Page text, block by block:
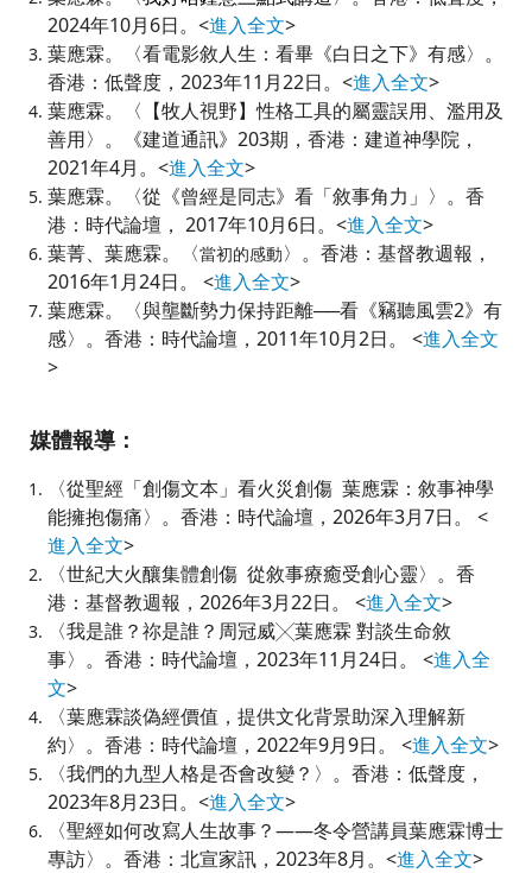
2024年10月6日。 <進入全文>
葉應霖。〈看電影敘人生：看畢《白日之下》有感〉 。
香港： 低聲度，2023年11月22日。 <進入全文>
葉應霖。〈 【牧人視野】性格工具的屬靈誤用、濫用及
善用〉 。《建道通訊》 203期， 香港：建道神學院，
2021年4月。<進入全文>
葉應霖。〈從《曾經是同志》看「敘事角力」 〉 。 香
港： 時代論壇， 2017年10月6日。 <進入全文>
葉菁、葉應霖。〈當初的感動〉 。 香港：基督教週報，
2016年1 月24日。 <進入全文>
葉應霖。〈與壟斷勢力保持距離──看《竊聽風雲2》有
感〉 。 香港：時代論壇， 2011年10月2日。 <進入全文
>
媒體報導：
〈從聖經「創傷文本」看火災創傷 葉應霖：敘事神學
能擁抱傷痛〉。香港：時代論壇，2026年3月7日。 <
進入全文>
〈世紀大火釀集體創傷 從敘事療癒受創心靈〉。香
港：基督教週報，2026年3月22日。 <進入全文>
〈我是誰？祢是誰？周冠威╳葉應霖 對談生命敘
事〉。香港：時代論壇，2023年11月24日。 <進入全
文>
〈葉應霖談偽經價值，提供文化背景助深入理解新
約〉。香港：時代論壇，2022年9月9日。 <進入全文>
〈我們的九型人格是否會改變？〉。香港：低聲度，
2023年8月23日。<進入全文>
〈聖經如何改寫人生故事？——冬令營講員葉應霖博士
專訪〉。香港：北宣家訊，2023年8月。<進入全文>